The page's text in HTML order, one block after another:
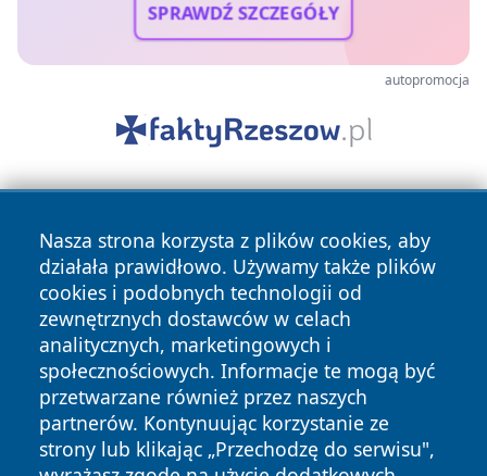
SPRAWDŹ SZCZEGÓŁY
autopromocja
Nasza strona korzysta z plików cookies, aby
działała prawidłowo. Używamy także plików
cookies i podobnych technologii od
zewnętrznych dostawców w celach
analitycznych, marketingowych i
społecznościowych. Informacje te mogą być
przetwarzane również przez naszych
partnerów. Kontynuując korzystanie ze
strony lub klikając „Przechodzę do serwisu",
Copyright © 2026 raciborski24.pl Wszystkie prawa
zastrzeżone.
News Autorzy
Polityka
Prywatności
Polityka
Cookies